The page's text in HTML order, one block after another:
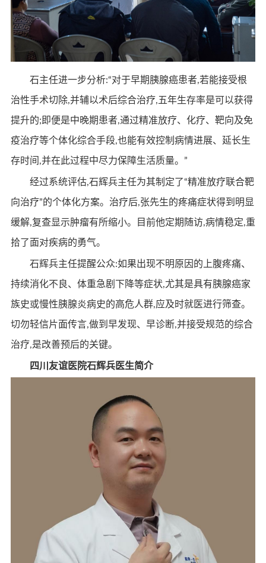
石主任进一步分析:“对于早期胰腺癌患者,若能接受根
治性手术切除,并辅以术后综合治疗,五年生存率是可以获得
提升的;即便是中晚期患者,通过精准放疗、化疗、靶向及免
疫治疗等个体化综合手段,也能有效控制病情进展、延长生
存时间,并在此过程中尽力保障生活质量。”
经过系统评估,石辉兵主任为其制定了“精准放疗联合靶
向治疗”的个体化方案。治疗后,张先生的疼痛症状得到明显
缓解,复查显示肿瘤有所缩小。目前他定期随访,病情稳定,重
拾了面对疾病的勇气。
石辉兵主任提醒公众:如果出现不明原因的上腹疼痛、
持续消化不良、体重急剧下降等症状,尤其是具有胰腺癌家
族史或慢性胰腺炎病史的高危人群,应及时就医进行筛查。
切勿轻信片面传言,做到早发现、早诊断,并接受规范的综合
治疗,是改善预后的关键。
四川友谊医院石辉兵医生简介